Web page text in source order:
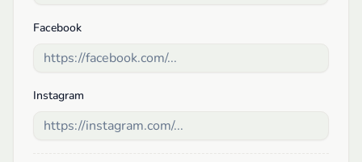
Facebook
Instagram